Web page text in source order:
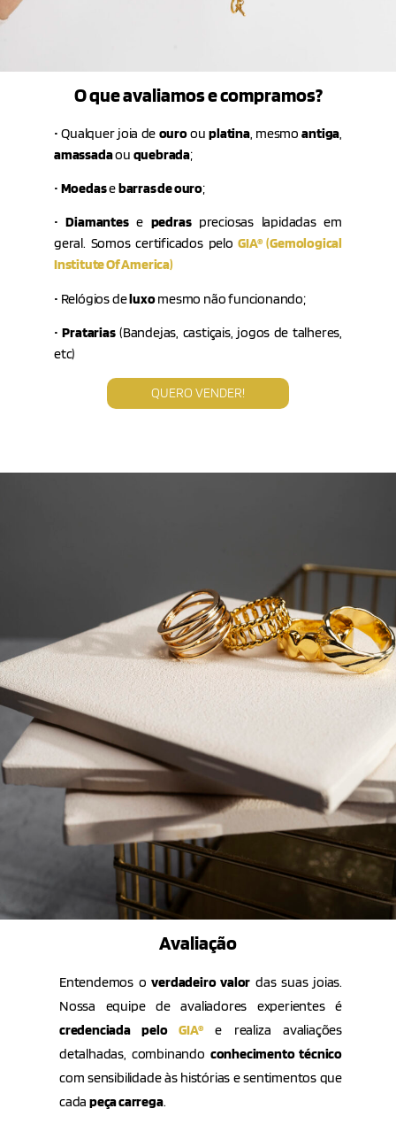
O que avaliamos e compramos?
• Qualquer joia de ouroouplatina, mesmoantiga
amassadaou quebrada;
• Moedasebarras de ouro;
•Diamantese pedraspreciosas lapidadas em
geral. Somos certificados peloGIA®(Gemological
Institute Of America)
• Relógios deluxomesmo não funcionando;
•Pratarias(Bandejas, castiçais, jogos de talheres,
etc)
QUERO VENDER!
Avaliação
Entendemos overdadeirovalor das suas joias.
Nossa equipe de avaliadores experientes é
credenciada peloGIA®e realiza avaliações
detalhadas, combinando conhecimentotécnico
com sensibilidade às histórias e sentimentos que
cada peça carrega.